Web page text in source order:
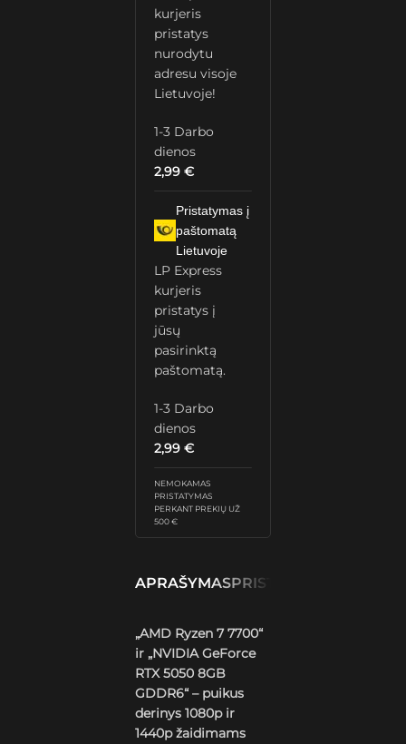
kurjeris
pristatys
nurodytu
adresu visoje
Lietuvoje!
1-3 Darbo
dienos
2,99€
Pristatymas į
paštomatą
Lietuvoje
LP Express
kurjeris
pristatys į
jūsų
pasirinktą
paštomatą.
1-3 Darbo
dienos
2,99€
NEMOKAMAS
PRISTATYMAS
PERKANT PREKIŲ UŽ
500 €
APRAŠYMASPRISTATYMAS IR
„AMD Ryzen 7 7700“
ir „NVIDIA GeForce
RTX 5050 8GB
GDDR6“ – puikus
derinys 1080p ir
1440p žaidimams